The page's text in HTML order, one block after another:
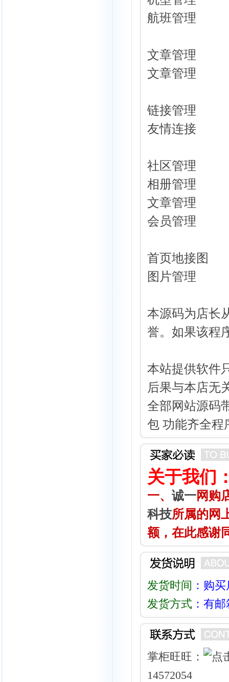
航班管理
文章管理
文章管理
链接管理
友情连接
社区管理
相册管理
文章管理
会员管理
首页地接图
图片管理
本源码为店长
誉。如果该程
本站提供软件
后果与本店无
全部网站源码
包 功能齐全程
关于我们
一、 诚一网购
科技所属的网
额，在此感谢
发货时间 ：购
发货方式 ：有
掌柜旺旺：
14572054